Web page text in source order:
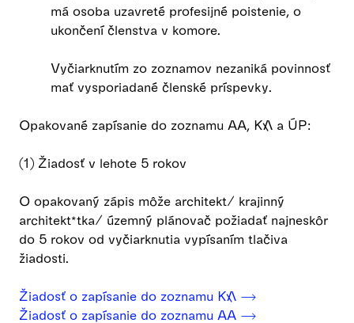
má osoba uzavreté profesijné poistenie, o
ukončení členstva v komore.
Vyčiarknutím zo zoznamov nezaniká povinnosť
mať vysporiadané členské príspevky.
Opakované zapísanie do zoznamu AA, KA a ÚP:
(1) Žiadosť v lehote 5 rokov
O opakovaný zápis môže architekt/ krajinný
architekt*tka/ územný plánovač požiadať najneskôr
do 5 rokov od vyčiarknutia vypísaním tlačiva
žiadosti.
Žiadosť o zapísanie do zoznamu KA ⟶
Žiadosť o zapísanie do zoznamu AA ⟶